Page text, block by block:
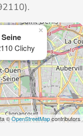
Clichy
×
©OpenStreetMapcontributors